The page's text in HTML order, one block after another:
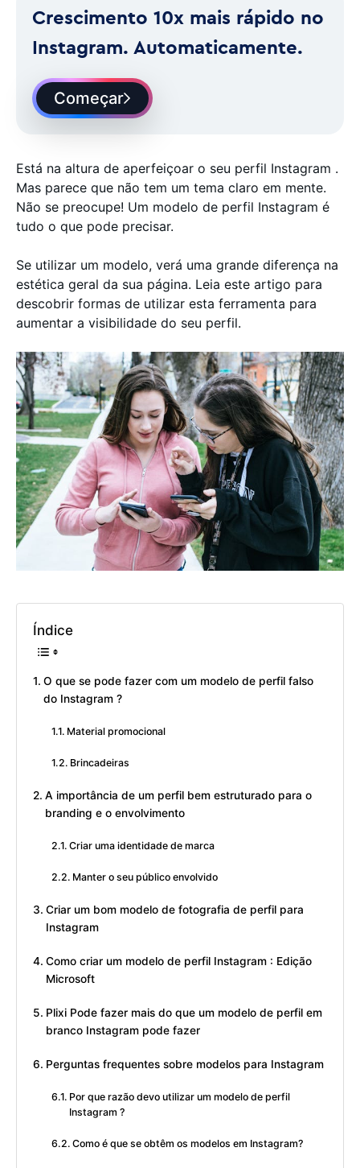
Crescimento 10x mais rápido no
Instagram. Automaticamente.
Começar
Está na altura de aperfeiçoar o seu perfil Instagram .
Mas parece que não tem um tema claro em mente.
Não se preocupe! Um modelo de perfil Instagram é
tudo o que pode precisar.
Se utilizar um modelo, verá uma grande diferença na
estética geral da sua página. Leia este artigo para
descobrir formas de utilizar esta ferramenta para
aumentar a visibilidade do seu perfil.
Índice
O que se pode fazer com um modelo de perfil falso
do Instagram ?
Material promocional
Brincadeiras
A importância de um perfil bem estruturado para o
branding e o envolvimento
Criar uma identidade de marca
Manter o seu público envolvido
Criar um bom modelo de fotografia de perfil para
Instagram
Como criar um modelo de perfil Instagram : Edição
Microsoft
Plixi Pode fazer mais do que um modelo de perfil em
branco Instagram pode fazer
Perguntas frequentes sobre modelos para Instagram
Por que razão devo utilizar um modelo de perfil
Instagram ?
Como é que se obtêm os modelos em Instagram?